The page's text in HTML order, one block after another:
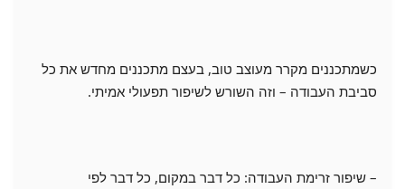
כשמתכננים מקרר מעוצב טוב, בעצם מתכננים מחדש את כל
סביבת העבודה – וזה השורש לשיפור תפעולי אמיתי.
– שיפור זרימת העבודה: כל דבר במקום, כל דבר לפי